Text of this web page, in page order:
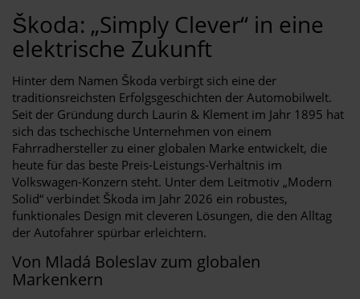
Škoda: „Simply Clever“ in eine
elektrische Zukunft
Hinter dem Namen Škoda verbirgt sich eine der
traditionsreichsten Erfolgsgeschichten der Automobilwelt.
Seit der Gründung durch Laurin & Klement im Jahr 1895 hat
sich das tschechische Unternehmen von einem
Fahrradhersteller zu einer globalen Marke entwickelt, die
heute für das beste Preis-Leistungs-Verhältnis im
Volkswagen-Konzern steht. Unter dem Leitmotiv „Modern
Solid“ verbindet Škoda im Jahr 2026 ein robustes,
funktionales Design mit cleveren Lösungen, die den Alltag
der Autofahrer spürbar erleichtern.
Von Mladá Boleslav zum globalen
Markenkern